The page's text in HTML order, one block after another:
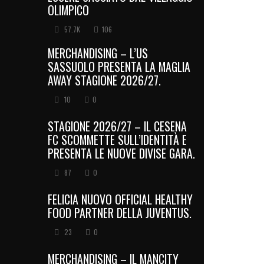
OLIMPICO
57.7K 106
MERCHANDISING – L’US
SASSUOLO PRESENTA LA MAGLIA
AWAY STAGIONE 2026/27.
10 0
STAGIONE 2026/27 – IL CESENA
FC SCOMMETTE SULL’IDENTITÀ E
PRESENTA LE NUOVE DIVISE GARA.
87 0
FELICIA NUOVO OFFICIAL HEALTHY
FOOD PARTNER DELLA JUVENTUS.
23 0
MERCHANDISING – IL MANCITY